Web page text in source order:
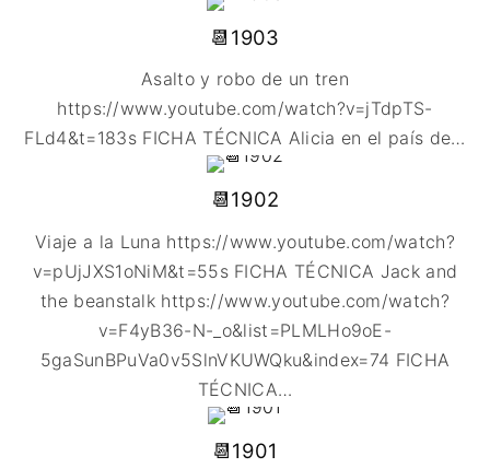
📆1903
Asalto y robo de un tren
https://www.youtube.com/watch?v=jTdpTS-
FLd4&t=183s FICHA TÉCNICA Alicia en el país de…
📆1902
Viaje a la Luna https://www.youtube.com/watch?
v=pUjJXS1oNiM&t=55s FICHA TÉCNICA Jack and
the beanstalk https://www.youtube.com/watch?
v=F4yB36-N-_o&list=PLMLHo9oE-
5gaSunBPuVa0v5SlnVKUWQku&index=74 FICHA
TÉCNICA…
📆1901